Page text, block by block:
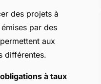
des projets à
par des
aux
différentes.
obligations à taux